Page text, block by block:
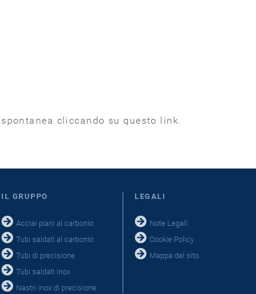
cliccando su questo link.
IL GRUPPO
Acciai piani al carbonio
Tubi saldati al carbonio
Tubi di precisione
Tubi saldati inox
Nastri inox di precisione
LEGALI
Note Legali
Cookie Policy
Mappa del sito